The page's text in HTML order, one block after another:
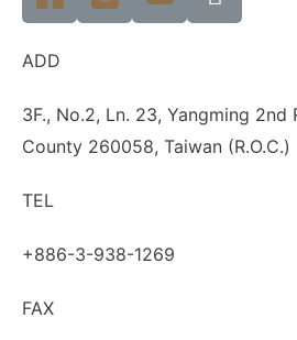
ADD
3F., No.2, Ln. 23, Yangming 2nd
County 260058, Taiwan (R.O.C.)
TEL
+886-3-938-1269
FAX